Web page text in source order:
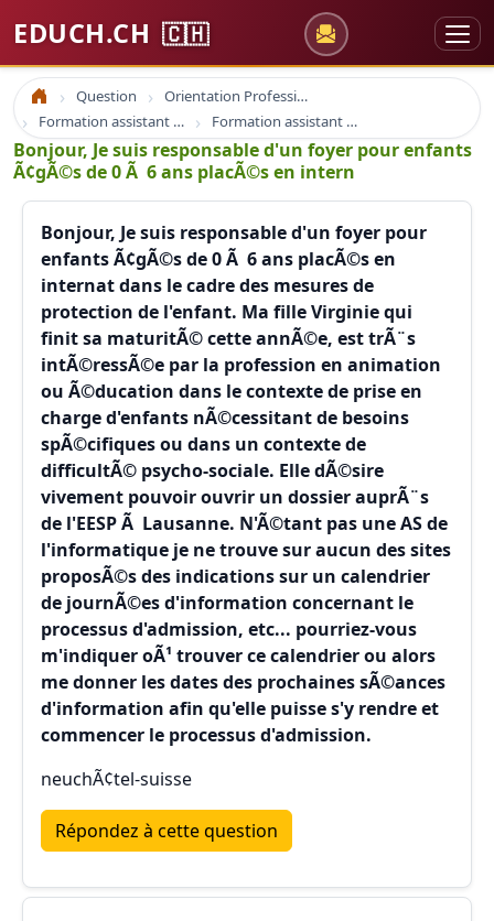
EDUCH.CH 🇨🇭
Accueil Question
Orientation Professionnelle
Formation assistant social
Formation assistant social
Bonjour, Je suis responsable d'un foyer pour enfants
Ã¢gÃ©s de 0 Ã 6 ans placÃ©s en intern
Bonjour, Je suis responsable d'un foyer pour
enfants Ã¢gÃ©s de 0 Ã 6 ans placÃ©s en
internat dans le cadre des mesures de
protection de l'enfant. Ma fille Virginie qui
finit sa maturitÃ© cette annÃ©e, est trÃ¨s
intÃ©ressÃ©e par la profession en animation
ou Ã©ducation dans le contexte de prise en
charge d'enfants nÃ©cessitant de besoins
spÃ©cifiques ou dans un contexte de
difficultÃ© psycho-sociale. Elle dÃ©sire
vivement pouvoir ouvrir un dossier auprÃ¨s
de l'EESP Ã Lausanne. N'Ã©tant pas une AS de
l'informatique je ne trouve sur aucun des sites
proposÃ©s des indications sur un calendrier
de journÃ©es d'information concernant le
processus d'admission, etc... pourriez-vous
m'indiquer oÃ¹ trouver ce calendrier ou alors
me donner les dates des prochaines sÃ©ances
d'information afin qu'elle puisse s'y rendre et
commencer le processus d'admission.
neuchÃ¢tel-suisse
Répondez à cette question